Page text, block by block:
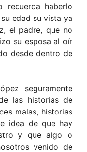
recuerda haberlo
edad su vista ya
el padre, que no
su esposa al oír
desde dentro de
seguramente
las historias de
malas, historias
idea de que hay
y que algo o
venido de